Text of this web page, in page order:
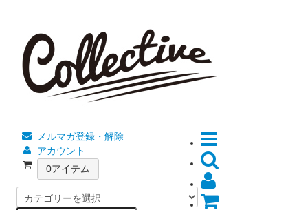
メルマガ登録・解除
アカウント
0アイテム